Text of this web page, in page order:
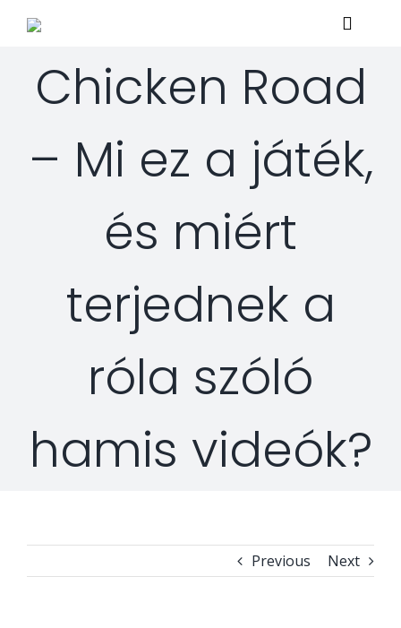
Toggle
Home
About
Services
Security Consulting Services
Professional Services
Managed Security Services
Security Solutions
Security Orchestration, Automation & Response
Next Generation Endpoint Security
Collaboration Solutions
Huawei Datacenter
Specialized Solutions
Contact Us
Support
Career
Chicken Road
– Mi ez a játék,
és miért
terjednek a
róla szóló
hamis videók?
Previous Next